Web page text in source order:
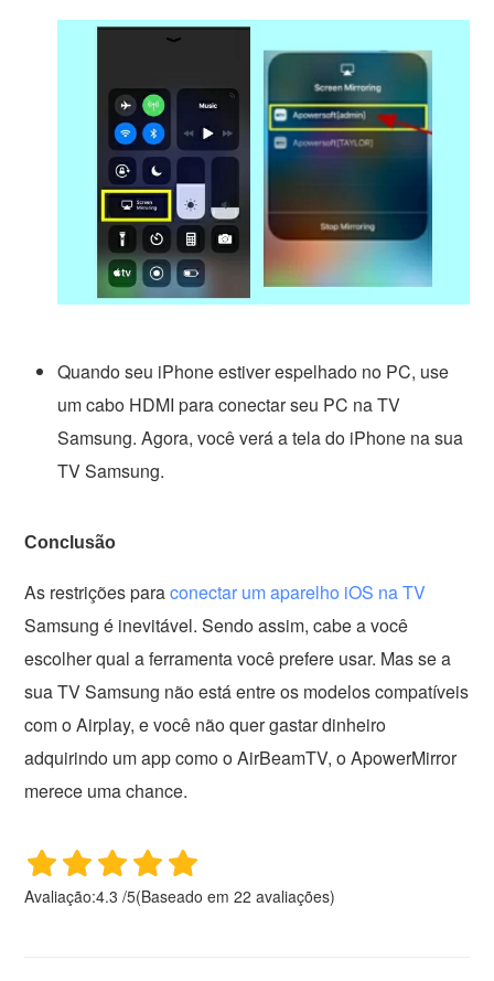
Quando seu iPhone estiver espelhado no PC, use
um cabo HDMI para conectar seu PC na TV
Samsung. Agora, você verá a tela do iPhone na sua
TV Samsung.
Conclusão
As restrições paraconectar um aparelho iOS na TV
Samsung é inevitável. Sendo assim, cabe a você
escolher qual a ferramenta você prefere usar. Mas se a
sua TV Samsung não está entre os modelos compatíveis
com o Airplay, e você não quer gastar dinheiro
adquirindo um app como o AirBeamTV, o ApowerMirror
merece uma chance.
Avaliação:4.3 /5(Baseado em22 avaliações)